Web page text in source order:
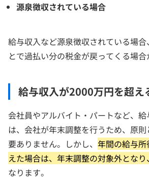
源泉徴収されている場合
給与収入など源泉徴収されている場
とで過払い分の税金が戻ってくる場合
給与収入が2000万円を超え
会社員やアルバイト・パートなど、
は、会社が年末調整を行うため、原
要ありません。しかし、 年間の給与
えた場合は、年末調整の対象外とな
なります。